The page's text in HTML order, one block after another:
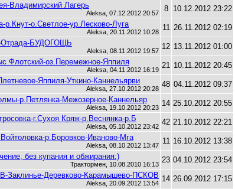
Владимирский Лагерь
Aleksa, 07.12.2012 20:57 8
10.12.2012 23:22
р.Кнут-о.Светлое-ур.Лесково-Луга
Aleksa, 20.11.2012 10:28 11 26.11.2012 02:19
Отрада-БУДОГОЩЬ
Aleksa, 08.11.2012 19:57 12 13.11.2012 01:00
Флотский-оз.Перемежное-Яппиля
Aleksa, 04.11.2012 16:19 21 10.11.2012 20:45
Яппиля-Уткино-Каннельярви
Aleksa, 27.10.2012 20:28 48 04.11.2012 09:37
р.Петлянка-Межозерное-Каннельяр
Aleksa, 19.10.2012 20:23 14 25.10.2012 20:55
г.Сухоя Кряж-р.Веснянка-р.Б
Aleksa, 05.10.2012 23:42 42 21.10.2012 22:21
р.Боровков-Иваново-Мга
Aleksa, 08.10.2012 13:47 11 16.10.2012 13:38
без купания и обжирания:)
Трактормен, 10.08.2010 16:13 23 04.10.2012 23:54
Заклинье-Деревково-Карамышево-ПСКОВ
Aleksa, 20.09.2012 13:54 14 26.09.2012 17:15